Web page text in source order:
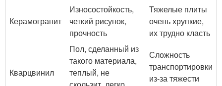
Керамогранит
Износостойкость,
четкий рисунок,
прочность
Тяжелые плиты
очень хрупкие,
их трудно класть
Кварцвинил
Пол, сделанный из
такого материала,
теплый, не
Сложность
транспортировки
из-за тяжести